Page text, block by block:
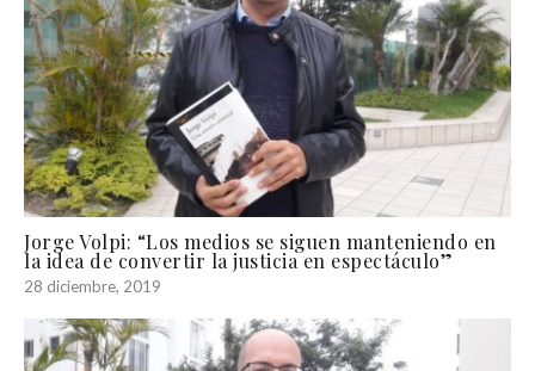
Jorge Volpi: “Los medios se siguen manteniendo en
la idea de convertir la justicia en espectáculo”
28 diciembre, 2019